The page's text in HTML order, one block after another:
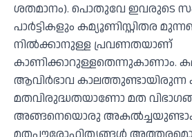
ശതമാനം). പൊതുവേ ഇവരുടെ
പാർട്ടികളും കമ്യൂണിസ്റ്റിതര
നിൽക്കാനുള്ള പ്രവണതയാണ്
കാണിക്കാറുള്ളതെന്നുകാണാം.
ആവിർഭാവ
മതവിരുദ്ധതയാണോ മത
അങ്ങനെയൊരു